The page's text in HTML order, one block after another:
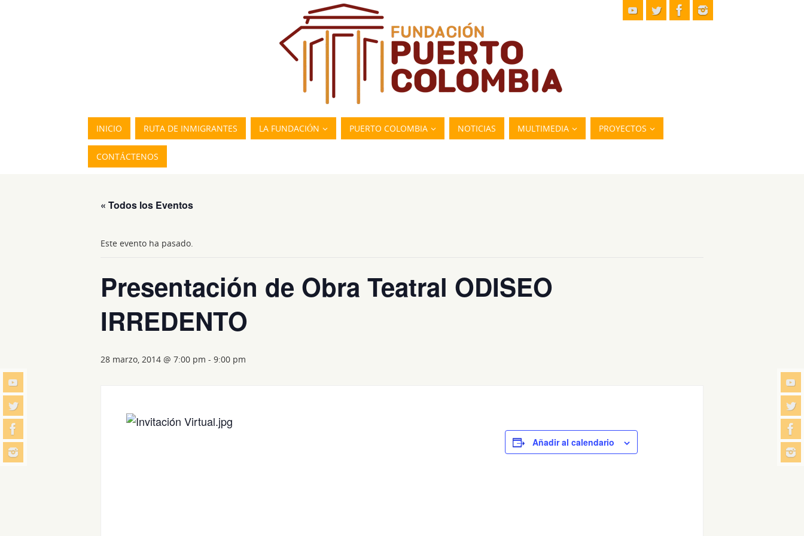
INICIO RUTA DE INMIGRANTES LA FUNDACIÓN PUERTO COLOMBIA NOTICIAS MULTIMEDIA PROYECTOS
CONTÁCTENOS
« Todos los Eventos
Este evento ha pasado.
Presentación de Obra Teatral ODISEO
IRREDENTO
28 marzo, 2014 @ 7:00 pm - 9:00 pm
Añadir al calendario